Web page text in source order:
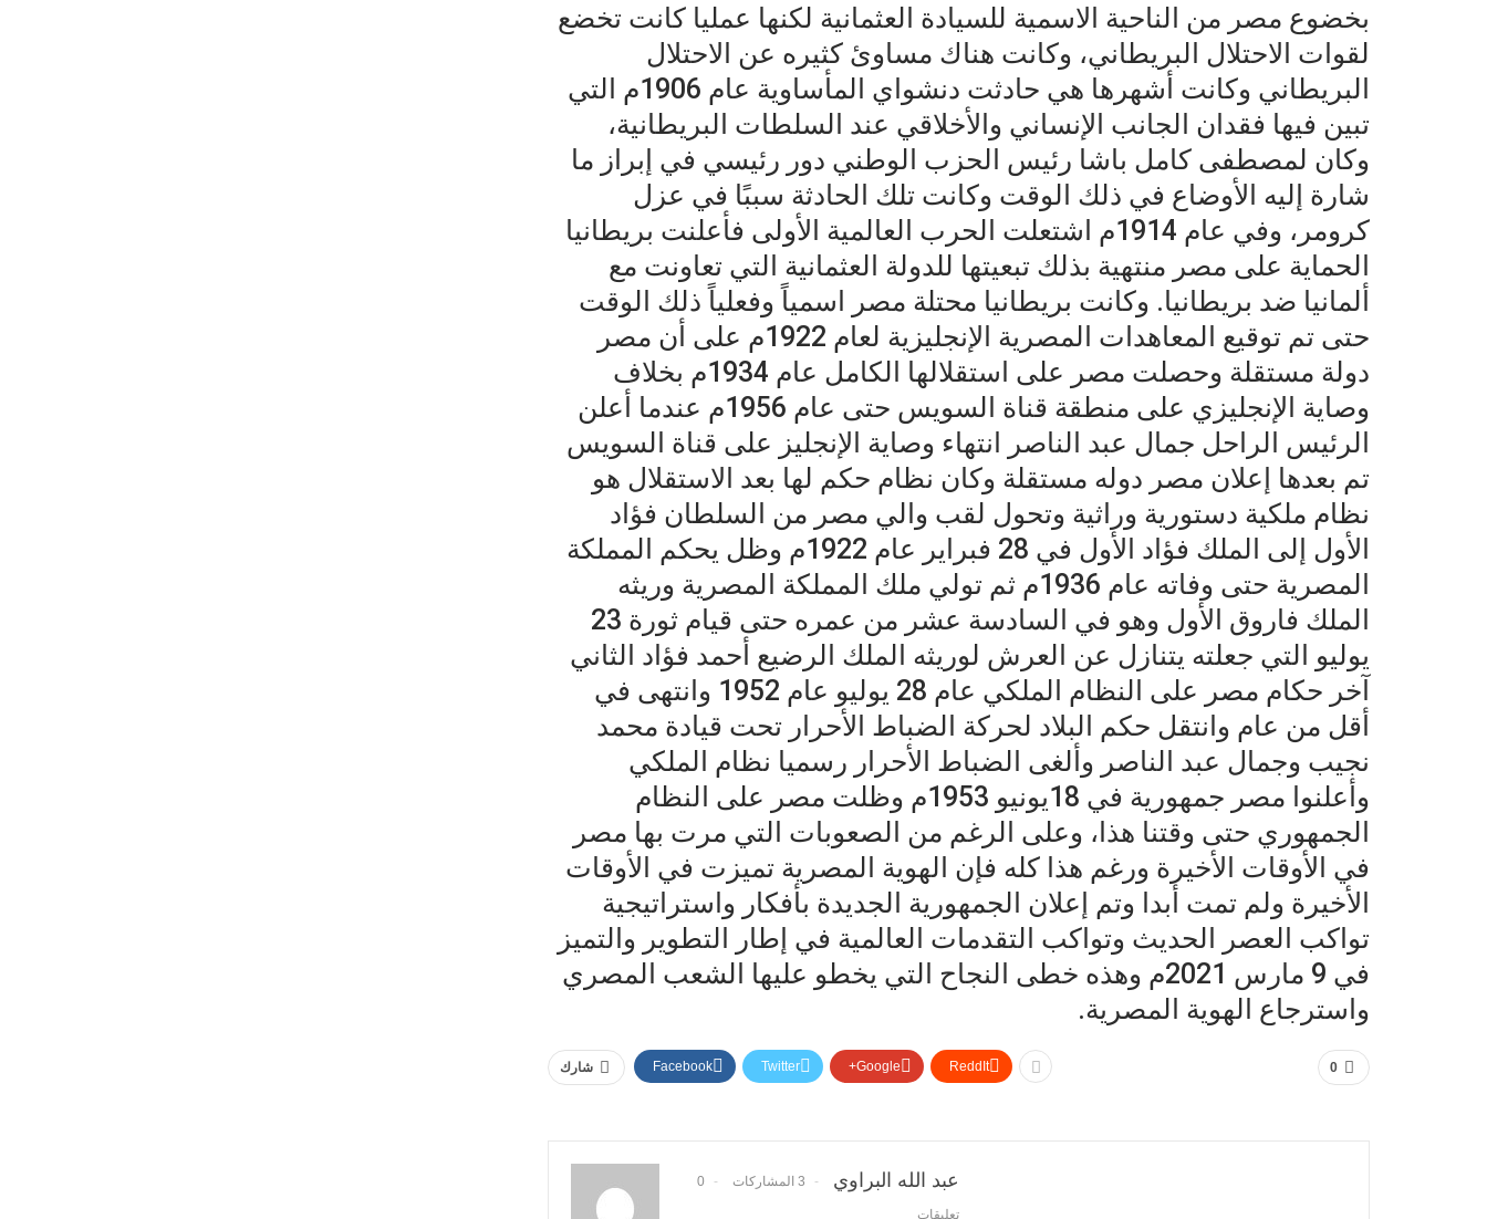
بخضوع مصر من الناحية الاسمية للسيادة العثمانية لكنها عمليا كانت تخضع
لقوات الاحتلال البريطاني، وكانت هناك مساوئ كثيره عن الاحتلال
البريطاني وكانت أشهرها هي حادثت دنشواي المأساوية عام 1906م التي
تبين فيها فقدان الجانب الإنساني والأخلاقي عند السلطات البريطانية،
وكان لمصطفى كامل باشا رئيس الحزب الوطني دور رئيسي في إبراز ما
شارة إليه الأوضاع في ذلك الوقت وكانت تلك الحادثة سببًا في عزل
كرومر، وفي عام 1914م اشتعلت الحرب العالمية الأولى فأعلنت بريطانيا
الحماية على مصر منتهية بذلك تبعيتها للدولة العثمانية التي تعاونت مع
ألمانيا ضد بريطانيا. وكانت بريطانيا محتلة مصر اسمياً وفعلياً ذلك الوقت
حتى تم توقيع المعاهدات المصرية الإنجليزية لعام 1922م على أن مصر
دولة مستقلة وحصلت مصر على استقلالها الكامل عام 1934م بخلاف
وصاية الإنجليزي على منطقة قناة السويس حتى عام 1956م عندما أعلن
الرئيس الراحل جمال عبد الناصر انتهاء وصاية الإنجليز على قناة السويس
تم بعدها إعلان مصر دوله مستقلة وكان نظام حكم لها بعد الاستقلال هو
نظام ملكية دستورية وراثية وتحول لقب والي مصر من السلطان فؤاد
الأول إلى الملك فؤاد الأول في 28 فبراير عام 1922م وظل يحكم المملكة
المصرية حتى وفاته عام 1936م ثم تولي ملك المملكة المصرية وريثه
الملك فاروق الأول وهو في السادسة عشر من عمره حتى قيام ثورة 23
يوليو التي جعلته يتنازل عن العرش لوريثه الملك الرضيع أحمد فؤاد الثاني
آخر حكام مصر على النظام الملكي عام 28 يوليو عام 1952 وانتهى في
أقل من عام وانتقل حكم البلاد لحركة الضباط الأحرار تحت قيادة محمد
نجيب وجمال عبد الناصر وألغى الضباط الأحرار رسميا نظام الملكي
وأعلنوا مصر جمهورية في 18يونيو 1953م وظلت مصر على النظام
الجمهوري حتى وقتنا هذا، وعلى الرغم من الصعوبات التي مرت بها مصر
في الأوقات الأخيرة ورغم هذا كله فإن الهوية المصرية تميزت في الأوقات
الأخيرة ولم تمت أبدا وتم إعلان الجمهورية الجديدة بأفكار واستراتيجية
تواكب العصر الحديث وتواكب التقدمات العالمية في إطار التطوير والتميز
في 9 مارس 2021م وهذه خطى النجاح التي يخطو عليها الشعب المصري
واسترجاع الهوية المصرية.
0 شارك Facebook Twitter Google+ ReddIt
عبد الله البراوي 3 المشاركات 0
تعليقات